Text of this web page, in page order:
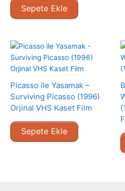
Sepete Ekle
Picasso ile Yasamak –
Surviving Picasso (1996)
Orjinal VHS Kaset Film
Sepete Ekle